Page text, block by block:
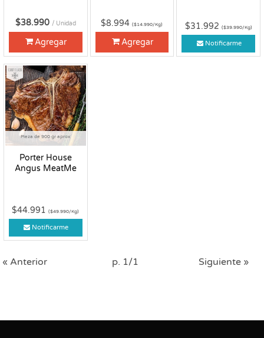
$38.990 / Unidad
Agregar
$8.994($14.990/Kg)
Agregar
$31.992 ($39.990/Kg)
Notificarme
Pieza de 900 gr aprox
Porter House
Angus MeatMe
Congelado
$44.991($49.990/Kg)
Notificarme
« Anterior p. 1/1 Siguiente »